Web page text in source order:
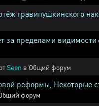
гравипушкинского
за пределами видимости
отSeen в Общий форум
реформы, Некоторые
форум